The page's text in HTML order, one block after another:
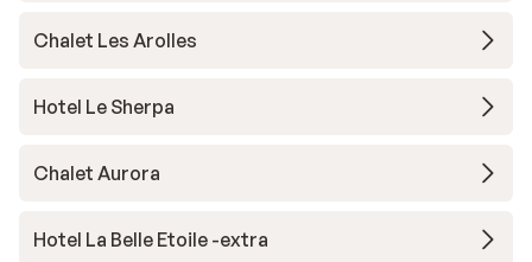
Chalet Les Arolles
Hotel Le Sherpa
Chalet Aurora
Hotel La Belle Etoile -extra